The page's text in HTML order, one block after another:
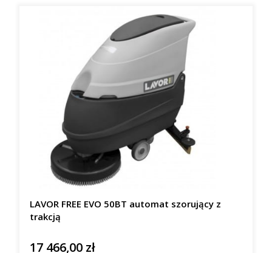
LAVOR FREE EVO 50BT automat szorujący z
trakcją
Cena
17 466,00 zł